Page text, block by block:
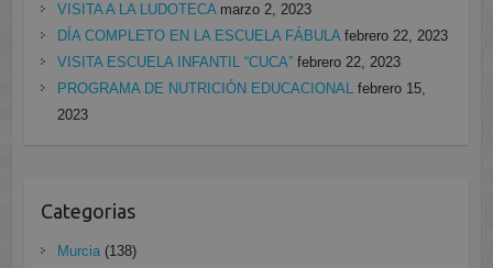
VISITA A LA LUDOTECA marzo 2, 2023
DÍA COMPLETO EN LA ESCUELA FÁBULA febrero 22, 2023
VISITA ESCUELA INFANTIL “CUCA” febrero 22, 2023
PROGRAMA DE NUTRICIÓN EDUCACIONAL febrero 15,
2023
Categorias
Murcia(138)